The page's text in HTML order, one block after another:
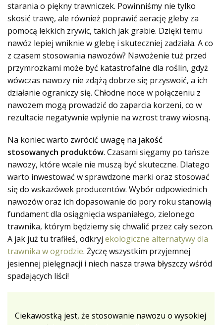
starania o piękny trawniczek. Powinniśmy nie tylko
skosić trawę, ale również poprawić aerację gleby za
pomocą lekkich zrywic, takich jak grabie. Dzięki temu
nawóz lepiej wniknie w glebę i skuteczniej zadziała. A co
z czasem stosowania nawozów? Nawożenie tuż przed
przymrozkami może być katastrofalne dla roślin, gdyż
wówczas nawozy nie zdążą dobrze się przyswoić, a ich
działanie ograniczy się. Chłodne noce w połączeniu z
nawozem mogą prowadzić do zaparcia korzeni, co w
rezultacie negatywnie wpłynie na wzrost trawy wiosną.
Na koniec warto zwrócić uwagę na jakość
stosowanych produktów. Czasami sięgamy po tańsze
nawozy, które wcale nie muszą być skuteczne. Dlatego
warto inwestować w sprawdzone marki oraz stosować
się do wskazówek producentów. Wybór odpowiednich
nawozów oraz ich dopasowanie do pory roku stanowią
fundament dla osiągnięcia wspaniałego, zielonego
trawnika, którym będziemy się chwalić przez cały sezon.
A jak już tu trafiłeś, odkryj ekologiczne alternatywy dla
trawnika w ogrodzie. Życzę wszystkim przyjemnej
jesiennej pielęgnacji i niech nasza trawa błyszczy wśród
spadających liści!
Ciekawostką jest, że stosowanie nawozu o wysokiej